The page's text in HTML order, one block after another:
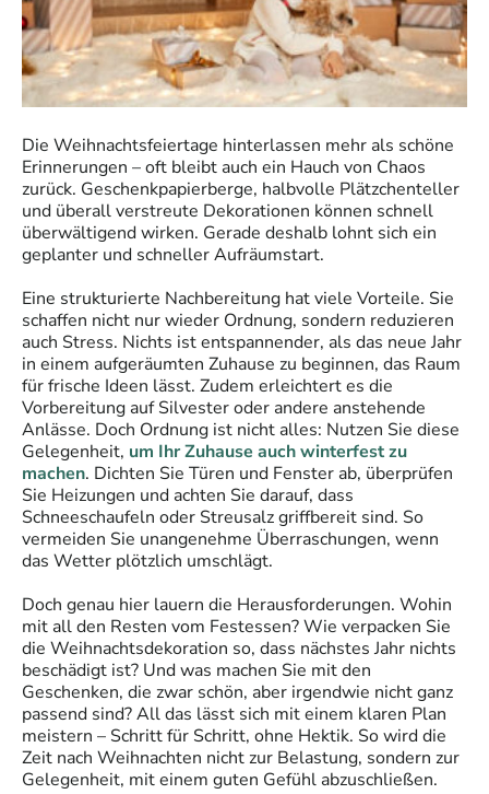
Die Weihnachtsfeiertage hinterlassen mehr als schöne
Erinnerungen – oft bleibt auch ein Hauch von Chaos
zurück. Geschenkpapierberge, halbvolle Plätzchenteller
und überall verstreute Dekorationen können schnell
überwältigend wirken. Gerade deshalb lohnt sich ein
geplanter und schneller Aufräumstart.
Eine strukturierte Nachbereitung hat viele Vorteile. Sie
schaffen nicht nur wieder Ordnung, sondern reduzieren
auch Stress. Nichts ist entspannender, als das neue Jahr
in einem aufgeräumten Zuhause zu beginnen, das Raum
für frische Ideen lässt. Zudem erleichtert es die
Vorbereitung auf Silvester oder andere anstehende
Anlässe. Doch Ordnung ist nicht alles: Nutzen Sie diese
Gelegenheit, um Ihr Zuhause auch winterfest zu
machen. Dichten Sie Türen und Fenster ab, überprüfen
Sie Heizungen und achten Sie darauf, dass
Schneeschaufeln oder Streusalz griffbereit sind. So
vermeiden Sie unangenehme Überraschungen, wenn
das Wetter plötzlich umschlägt.
Doch genau hier lauern die Herausforderungen. Wohin
mit all den Resten vom Festessen? Wie verpacken Sie
die Weihnachtsdekoration so, dass nächstes Jahr nichts
beschädigt ist? Und was machen Sie mit den
Geschenken, die zwar schön, aber irgendwie nicht ganz
passend sind? All das lässt sich mit einem klaren Plan
meistern – Schritt für Schritt, ohne Hektik. So wird die
Zeit nach Weihnachten nicht zur Belastung, sondern zur
Gelegenheit, mit einem guten Gefühl abzuschließen.